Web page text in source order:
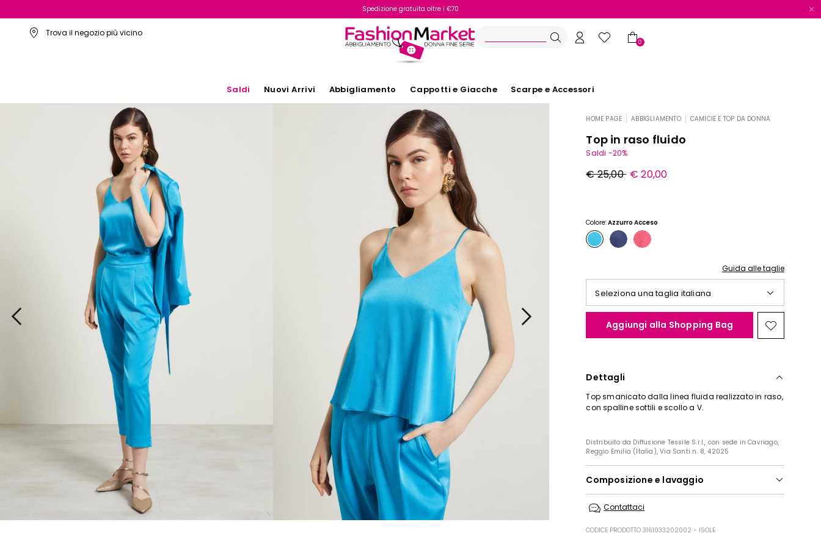
Reso facile e veloce
Spedizione gratuita oltre i €70
Trova il negozio più vicino
0
Saldi Nuovi Arrivi Abbigliamento Cappotti e Giacche Scarpe e Accessori
HOME PAGE| ABBIGLIAMENTO CAMICIE E TOP DA DONNA
Top in raso fluido
Saldi -20%
Prezzo
originale
€ 25,00 Nuovo
prezzo
€ 20,00
Colore:Azzurro Acceso
Guida alle taglie
Seleziona una taglia italiana
Aggiungi alla Shopping Bag
Sposta
nella
Dettagli
Top smanicato dalla linea fluida realizzato in raso,
con spalline sottili e scollo a V.
Distribuito da Diffusione Tessile S.r.l., con sede in Cavriago,
Reggio Emilia (Italia), Via Santi n. 8, 42025
Composizione e lavaggio
meccanica; non candeggiare; non asciugare in
max 120 gradi c; lavare a secco delicato con
Contattaci
CODICE PRODOTTO 3161033202002 - ISOLE